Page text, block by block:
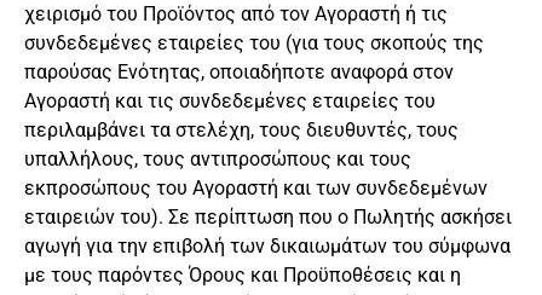
χειρισμό του Προϊόντος από τον Αγοραστή ή τις
συνδεδεμένες εταιρείες του (για τους σκοπούς της
παρούσας Ενότητας, οποιαδήποτε αναφορά στον
Αγοραστή και τις συνδεδεμένες εταιρείες του
περιλαμβάνει τα στελέχη, τους διευθυντές, τους
υπαλλήλους, τους αντιπροσώπους και τους
εκπροσώπους του Αγοραστή και των συνδεδεμένων
εταιρειών του). Σε περίπτωση που ο Πωλητής ασκήσει
αγωγή για την επιβολή των δικαιωμάτων του σύμφωνα
με τους παρόντες Όρους και Προϋποθέσεις και η